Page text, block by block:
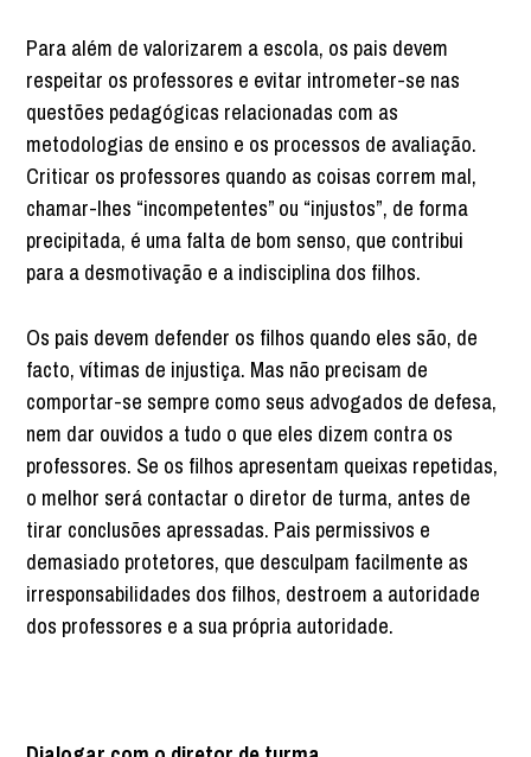
Para além de valorizarem a escola, os pais devem
respeitar os professores e evitar intrometer-se nas
questões pedagógicas relacionadas com as
metodologias de ensino e os processos de avaliação.
Criticar os professores quando as coisas correm mal,
chamar-lhes “incompetentes” ou “injustos”, de forma
precipitada, é uma falta de bom senso, que contribui
para a desmotivação e a indisciplina dos filhos.
Os pais devem defender os filhos quando eles são, de
facto, vítimas de injustiça. Mas não precisam de
comportar-se sempre como seus advogados de defesa,
nem dar ouvidos a tudo o que eles dizem contra os
professores. Se os filhos apresentam queixas repetidas,
o melhor será contactar o diretor de turma, antes de
tirar conclusões apressadas. Pais permissivos e
demasiado protetores, que desculpam facilmente as
irresponsabilidades dos filhos, destroem a autoridade
dos professores e a sua própria autoridade.